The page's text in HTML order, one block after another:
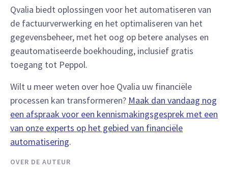
Qvalia biedt oplossingen voor het automatiseren van
de factuurverwerking en het optimaliseren van het
gegevensbeheer, met het oog op betere analyses en
geautomatiseerde boekhouding, inclusief gratis
toegang tot Peppol.
Wilt u meer weten over hoe Qvalia uw financiële
processen kan transformeren? Maak dan vandaag nog
een afspraak voor een kennismakingsgesprek met een
van onze experts op het gebied van financiële
automatisering.
OVER DE AUTEUR